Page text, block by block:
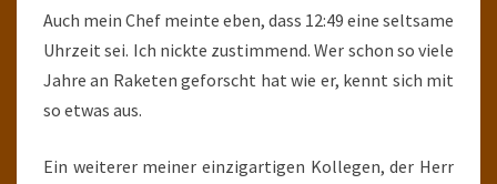
Auch mein Chef meinte eben, dass 12:49 eine seltsame
Uhrzeit sei. Ich nickte zustimmend. Wer schon so viele
Jahre an Raketen geforscht hat wie er, kennt sich mit
so etwas aus.
Ein weiterer meiner einzigartigen Kollegen, der Herr